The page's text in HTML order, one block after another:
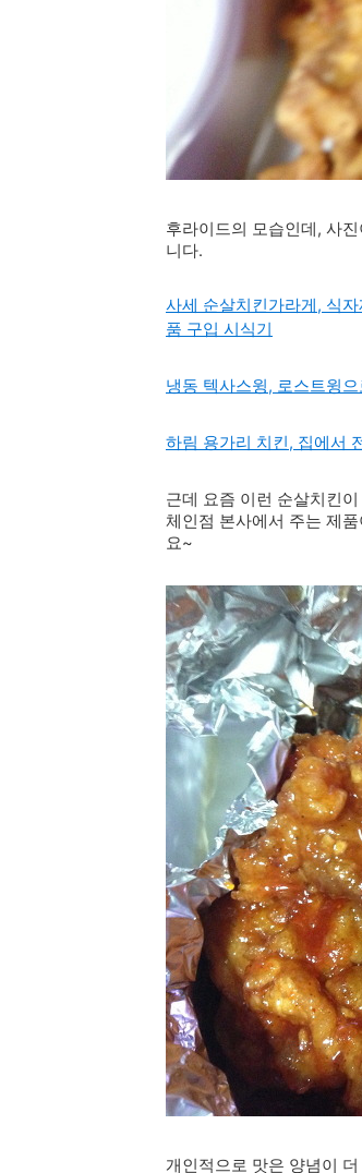
후라이드의 모습인데, 사
니다.
사세 순살치킨가라게, 식
품 구입 시식기
냉동 텍사스윙, 로스트윙
하림 용가리 치킨, 집에서
근데 요즘 이런 순살치킨
체인점 본사에서 주는 제
요~
개인적으로 맛은 양념이